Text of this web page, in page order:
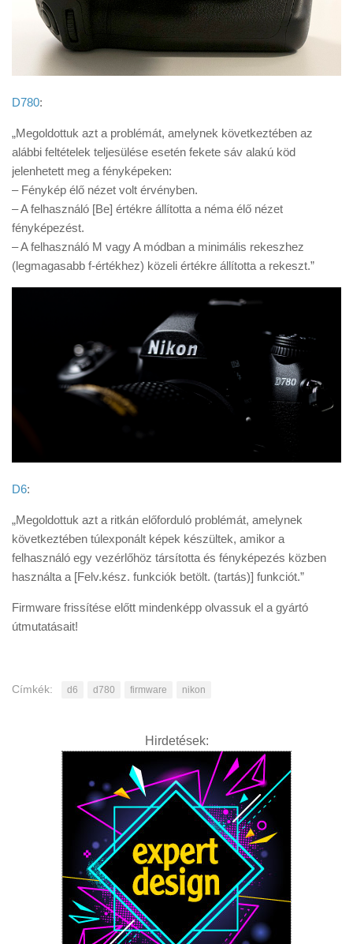
D780:
„Megoldottuk azt a problémát, amelynek következtében az
alábbi feltételek teljesülése esetén fekete sáv alakú köd
jelenhetett meg a fényképeken:
– Fénykép élő nézet volt érvényben.
– A felhasználó [Be] értékre állította a néma élő nézet
fényképezést.
– A felhasználó M vagy A módban a minimális rekeszhez
(legmagasabb f-értékhez) közeli értékre állította a rekeszt.”
D6:
„Megoldottuk azt a ritkán előforduló problémát, amelynek
következtében túlexponált képek készültek, amikor a
felhasználó egy vezérlőhöz társította és fényképezés közben
használta a [Felv.kész. funkciók betölt. (tartás)] funkciót.”
Firmware frissítése előtt mindenképp olvassuk el a gyártó
útmutatásait!
Címkék: d6 d780 firmware nikon
Hirdetések: